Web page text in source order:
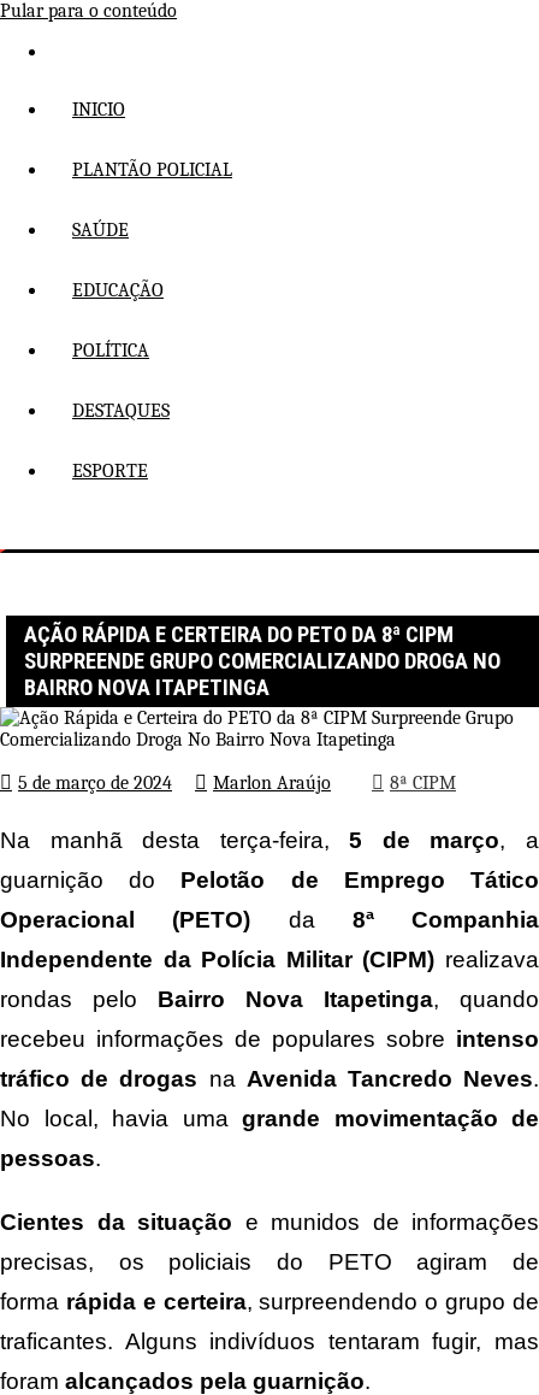
Pular para o conteúdo
INICIO
PLANTÃO POLICIAL
SAÚDE
EDUCAÇÃO
POLÍTICA
DESTAQUES
ESPORTE
AÇÃO RÁPIDA E CERTEIRA DO PETO DA 8ª CIPM
SURPREENDE GRUPO COMERCIALIZANDO DROGA NO
BAIRRO NOVA ITAPETINGA
5 de março de 2024 Marlon Araújo 8ª CIPM
Na manhã desta terça-feira,5 de março, a
guarnição do Pelotão de Emprego Tático
Operacional (PETO) da 8ª Companhia
Independente da Polícia Militar (CIPM) realizava
rondas pelo Bairro Nova Itapetinga, quando
recebeu informações de populares sobre intenso
tráfico de drogas na Avenida Tancredo Neves.
No local, havia uma grande movimentação de
pessoas.
Cientes da situação e munidos de informações
precisas, os policiais do PETO agiram de
forma rápida e certeira, surpreendendo o grupo de
traficantes. Alguns indivíduos tentaram fugir, mas
foram alcançados pela guarnição.